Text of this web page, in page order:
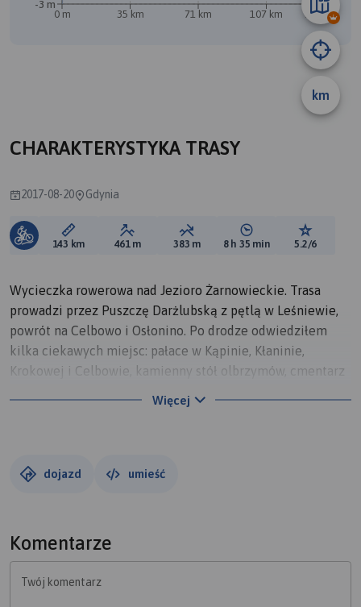
km
0 m 35 km 71 km 107 km 143 km
-3 m
CHARAKTERYSTYKA TRASY
2017-08-20 Gdynia
Długość trasy:
143 km Suma przewyższeń:
461 m Suma spadków:
383 m Średni czas potrzebny
8 h 35 min Ocena
5.2/6
Wycieczka rowerowa nad Jezioro Żarnowieckie. Trasa
prowadzi przez Puszczę Darżlubską z pętlą w Leśniewie,
powrót na Celbowo i Osłonino. Po drodze odwiedziłem
kilka ciekawych miejsc: pałace w Kąpinie, Kłaninie,
Krokowej i Celbowie, kamienny stół olbrzymów, cmentarz
miejscami wymaga użycia większej siły (kilka podjazdów).
Więcej
dojazd umieść
Komentarze
Twój komentarz